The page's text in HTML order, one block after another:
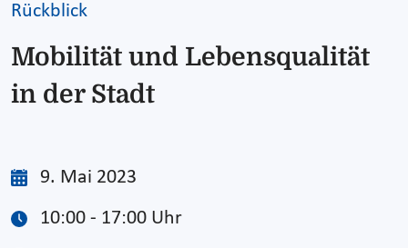
Rückblick
Mobilität und Lebensqualität
in der Stadt
9. Mai 2023
10:00 - 17:00 Uhr